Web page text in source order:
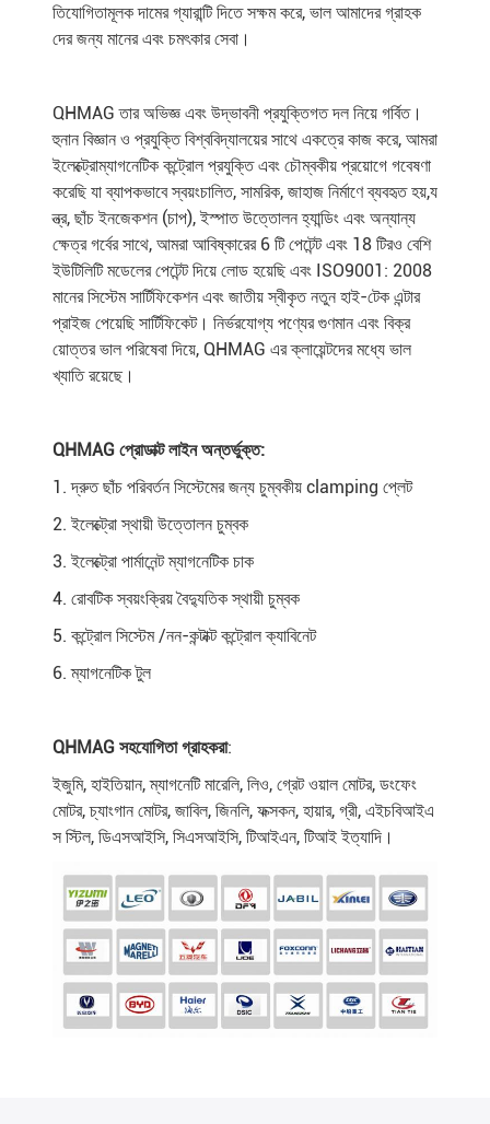
তিযোগিতামূলক দামের গ্যারান্টি দিতে সক্ষম করে, ভাল আমাদের গ্রাহক
দের জন্য মানের এবং চমৎকার সেবা।
QHMAG তার অভিজ্ঞ এবং উদ্ভাবনী প্রযুক্তিগত দল নিয়ে গর্বিত।
হুনান বিজ্ঞান ও প্রযুক্তি বিশ্ববিদ্যালয়ের সাথে একত্রে কাজ করে, আমরা
ইলেক্ট্রোম্যাগনেটিক কন্ট্রোল প্রযুক্তি এবং চৌম্বকীয় প্রয়োগে গবেষণা
করেছি যা ব্যাপকভাবে স্বয়ংচালিত, সামরিক, জাহাজ নির্মাণে ব্যবহৃত হয়,য
ন্ত্র, ছাঁচ ইনজেকশন (চাপ), ইস্পাত উত্তোলন হ্যান্ডিং এবং অন্যান্য
ক্ষেত্র গর্বের সাথে, আমরা আবিষ্কারের 6 টি পেটেন্ট এবং 18 টিরও বেশি
ইউটিলিটি মডেলের পেটেন্ট দিয়ে লোড হয়েছি এবং ISO9001: 2008
মানের সিস্টেম সার্টিফিকেশন এবং জাতীয় স্বীকৃত নতুন হাই-টেক এন্টার
প্রাইজ পেয়েছি সার্টিফিকেট। নির্ভরযোগ্য পণ্যের গুণমান এবং বিক্র
য়োত্তর ভাল পরিষেবা দিয়ে, QHMAG এর ক্লায়েন্টদের মধ্যে ভাল
খ্যাতি রয়েছে।
QHMAG প্রোডাক্ট লাইন অন্তর্ভুক্ত:
1. দ্রুত ছাঁচ পরিবর্তন সিস্টেমের জন্য চুম্বকীয় clamping প্লেট
2. ইলেক্ট্রো স্থায়ী উত্তোলন চুম্বক
3. ইলেক্ট্রো পার্মানেন্ট ম্যাগনেটিক চাক
4. রোবটিক স্বয়ংক্রিয় বৈদ্যুতিক স্থায়ী চুম্বক
5. কন্ট্রোল সিস্টেম /নন-কন্টাক্ট কন্ট্রোল ক্যাবিনেট
6. ম্যাগনেটিক টুল
QHMAG সহযোগিতা গ্রাহকরা:
ইজুমি, হাইতিয়ান, ম্যাগনেটি মারেলি, লিও, গ্রেট ওয়াল মোটর, ডংফেং
মোটর, চ্যাংগান মোটর, জাবিল, জিনলি, ফক্সকন, হায়ার, গ্রী, এইচবিআইএ
স স্টিল, ডিএসআইসি, সিএসআইসি, টিআইএন, টিআই ইত্যাদি।